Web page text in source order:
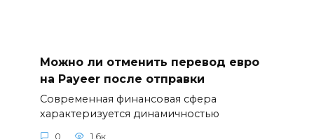
Можно ли отменить перевод евро
на Payeer после отправки
Современная финансовая сфера
характеризуется динамичностью
0 1.6к.